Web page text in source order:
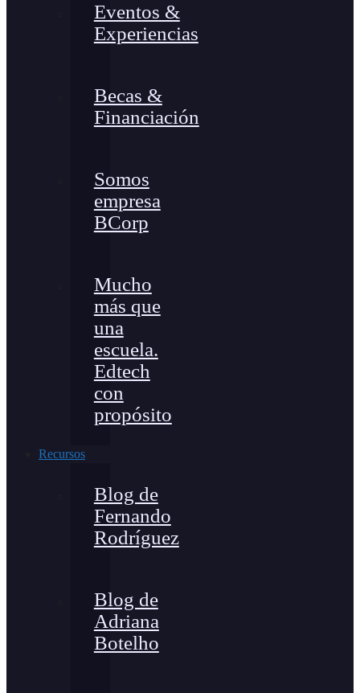
Eventos &
Experiencias
Becas &
Financiación
Somos
empresa
BCorp
Mucho
más que
una
escuela.
Edtech
con
propósito
Recursos
Blog de
Fernando
Rodríguez
Blog de
Adriana
Botelho